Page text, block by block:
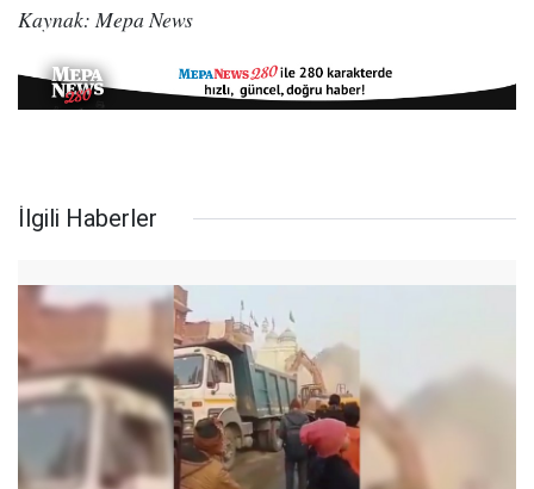
Kaynak: Mepa News
İlgili Haberler